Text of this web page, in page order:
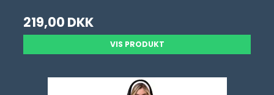
219,00 DKK
VIS PRODUKT